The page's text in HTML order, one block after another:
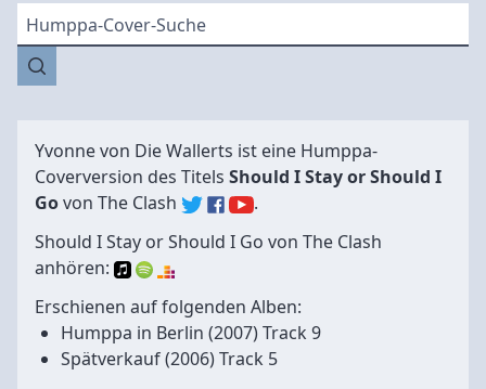
Humppa-Cover-Suche
Yvonne von Die Wallerts ist eine Humppa-
Coverversion des Titels Should I Stay or Should I
Govon The Clash
.
Should I Stay or Should I Go von The Clash
anhören:
Erschienen auf folgenden Alben:
Humppa in Berlin (2007) Track 9
Spätverkauf(2006) Track 5